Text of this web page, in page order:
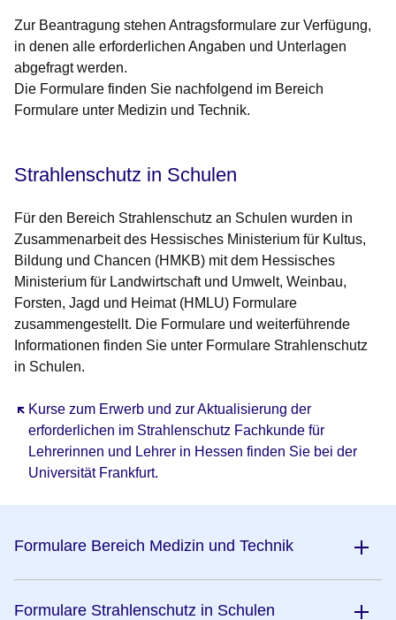
Zur Beantragung stehen Antragsformulare zur Verfügung,
in denen alle erforderlichen Angaben und Unterlagen
abgefragt werden.
Die Formulare finden Sie nachfolgend im Bereich
Formulare unter Medizin und Technik.
Strahlenschutz in Schulen
Für den Bereich Strahlenschutz an Schulen wurden in
Zusammenarbeit des Hessisches Ministerium für Kultus,
Bildung und Chancen (HMKB) mit dem Hessisches
Ministerium für Landwirtschaft und Umwelt, Weinbau,
Forsten, Jagd und Heimat (HMLU) Formulare
zusammengestellt. Die Formulare und weiterführende
Informationen finden Sie unter Formulare Strahlenschutz
in Schulen.
Kurse zum Erwerb und zur Aktualisierung der
erforderlichen im Strahlenschutz Fachkunde für
Lehrerinnen und Lehrer in Hessen finden Sie bei der
Universität Frankfurt.
Öffnet sich in einem neuen Fenster
Formulare Bereich Medizin und Technik
Formulare Strahlenschutz in Schulen